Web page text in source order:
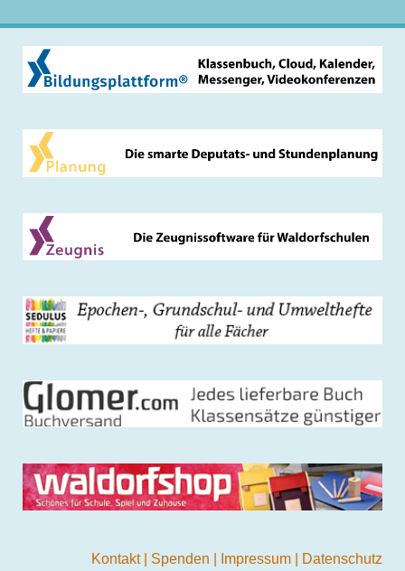
Kontakt Spenden Impressum Datenschutz